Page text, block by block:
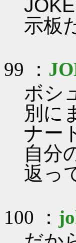
示板
99 ：
ボシ
別に
ナー
自分
返っ
100 ：